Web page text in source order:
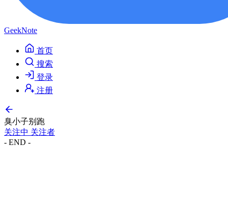
GeekNote
首页
搜索
登录
注册
臭小子别跑
关注中 关注者
- END -